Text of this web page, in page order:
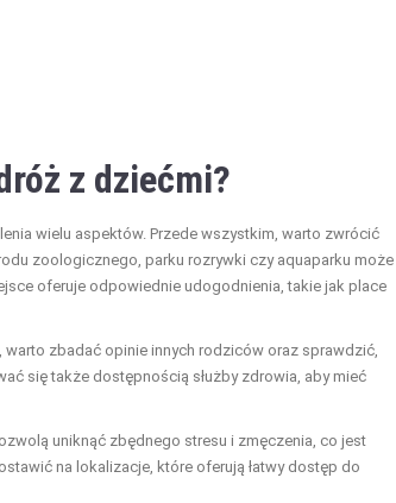
z dziećmi?
wielu aspektów. Przede wszystkim, warto zwrócić
zoologicznego, parku rozrywki czy aquaparku może
oferuje odpowiednie udogodnienia, takie jak place
zbadać opinie innych rodziców oraz sprawdzić,
się także dostępnością służby zdrowia, aby mieć
uniknąć zbędnego stresu i zmęczenia, co jest
na lokalizacje, które oferują łatwy dostęp do